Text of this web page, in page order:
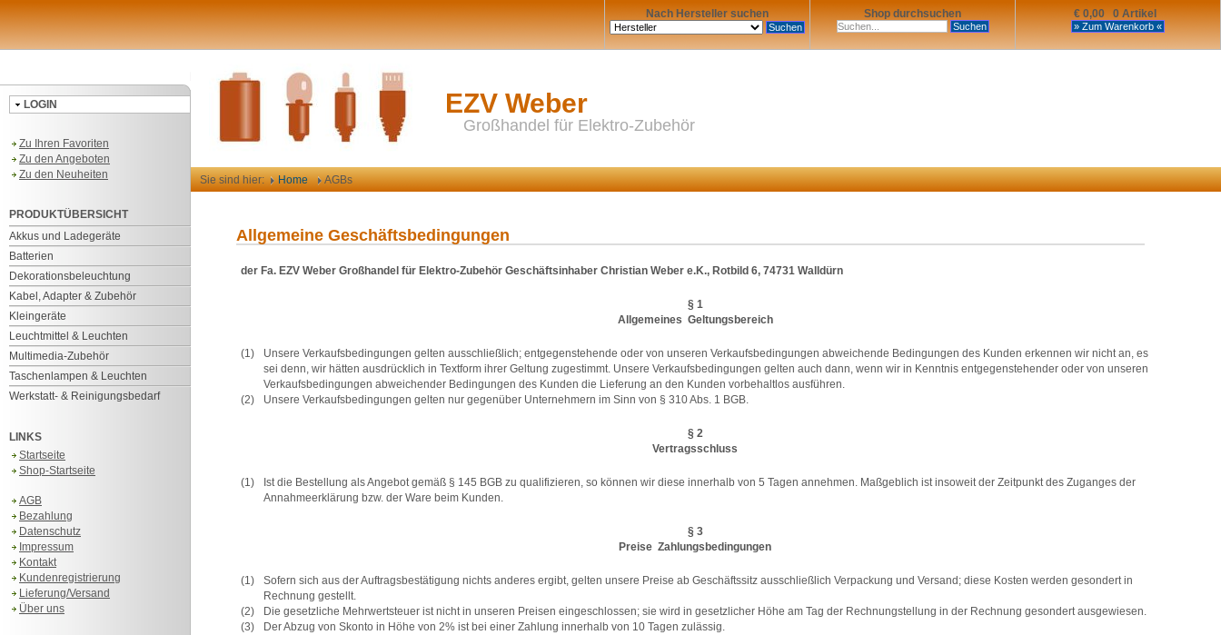
€ 0,00 0 Artikel
Shop durchsuchen
Nach Hersteller suchen
LOGIN
Zu Ihren Favoriten
Zu den Angeboten
Zu den Neuheiten
PRODUKTÜBERSICHT
Akkus und Ladegeräte
Batterien
Dekorationsbeleuchtung
Kabel, Adapter & Zubehör
Kleingeräte
Leuchtmittel & Leuchten
Multimedia-Zubehör
Taschenlampen & Leuchten
Werkstatt- & Reinigungsbedarf
LINKS
Startseite
Shop-Startseite
AGB
Bezahlung
Datenschutz
Impressum
Kontakt
Kundenregistrierung
Lieferung/Versand
Über uns
EZV Weber
Großhandel für Elektro-Zubehör
Sie sind hier: Home AGBs
Allgemeine Geschäftsbedingungen
der Fa. EZV Weber Großhandel für Elektro-Zubehör Geschäftsinhaber Christian Weber e.K., Rotbild 6, 74731 Walldürn
§ 1
Allgemeines  Geltungsbereich
(1)
Unsere Verkaufsbedingungen gelten ausschließlich; entgegenstehende oder von unseren Verkaufsbedingungen abweichende Bedingungen des Kunden erkennen wir nicht an, es
sei denn, wir hätten ausdrücklich in Textform ihrer Geltung zugestimmt. Unsere Verkaufsbedingungen gelten auch dann, wenn wir in Kenntnis entgegenstehender oder von unseren
Verkaufsbedingungen abweichender Bedingungen des Kunden die Lieferung an den Kunden vorbehaltlos ausführen.
(2)
Unsere Verkaufsbedingungen gelten nur gegenüber Unternehmern im Sinn von § 310 Abs. 1 BGB.
§ 2
Vertragsschluss
(1)
Ist die Bestellung als Angebot gemäß § 145 BGB zu qualifizieren, so können wir diese innerhalb von 5 Tagen annehmen. Maßgeblich ist insoweit der Zeitpunkt des Zuganges der
Annahmeerklärung bzw. der Ware beim Kunden.
§ 3
Preise  Zahlungsbedingungen
(1)
Sofern sich aus der Auftragsbestätigung nichts anderes ergibt, gelten unsere Preise ab Geschäftssitz ausschließlich Verpackung und Versand; diese Kosten werden gesondert in
Rechnung gestellt.
(2)
Die gesetzliche Mehrwertsteuer ist nicht in unseren Preisen eingeschlossen; sie wird in gesetzlicher Höhe am Tag der Rechnungstellung in der Rechnung gesondert ausgewiesen.
(3)
Der Abzug von Skonto in Höhe von 2% ist bei einer Zahlung innerhalb von 10 Tagen zulässig.